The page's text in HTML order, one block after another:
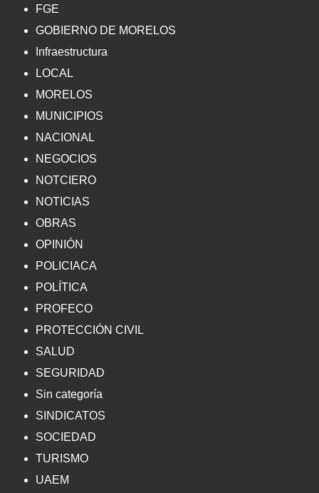
FGE
GOBIERNO DE MORELOS
Infraestructura
LOCAL
MORELOS
MUNICIPIOS
NACIONAL
NEGOCIOS
NOTCIERO
NOTICIAS
OBRAS
OPINIÓN
POLICIACA
POLÍTICA
PROFECO
PROTECCIÓN CIVIL
SALUD
SEGURIDAD
Sin categoría
SINDICATOS
SOCIEDAD
TURISMO
UAEM